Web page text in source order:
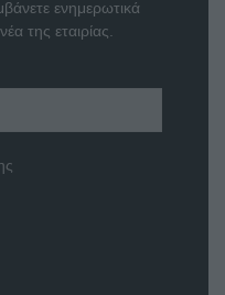
ενημερωτικά
της εταιρίας.